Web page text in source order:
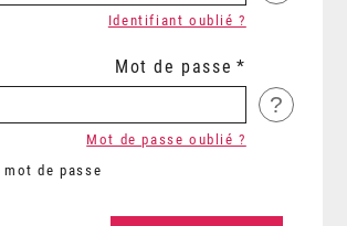
Identifiant oublié ?
Mot de passe
?
mot de passe
Mot de passe oublié ?